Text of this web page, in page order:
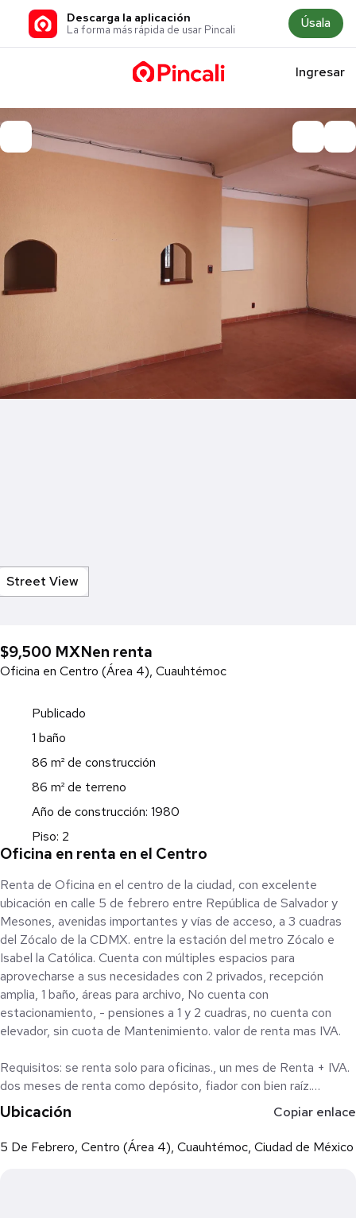
Descarga la aplicación
La forma más rápida de usar Pincali Úsala
Ingresar
Street View
$9,500 MXNen renta
Oficina en Centro (Área 4), Cuauhtémoc
Publicado
1 baño
86 m² de construcción
86 m² de terreno
Año de construcción: 1980
Piso: 2
Oficina en renta en el Centro
Renta de Oficina en el centro de la ciudad, con excelente
ubicación en calle 5 de febrero entre República de Salvador y
Mesones, avenidas importantes y vías de acceso, a 3 cuadras
del Zócalo de la CDMX. entre la estación del metro Zócalo e
Isabel la Católica. Cuenta con múltiples espacios para
aprovecharse a sus necesidades con 2 privados, recepción
amplia, 1 baño, áreas para archivo, No cuenta con
estacionamiento, - pensiones a 1 y 2 cuadras, no cuenta con
elevador, sin cuota de Mantenimiento. valor de renta mas IVA.
Requisitos: se renta solo para oficinas., un mes de Renta + IVA.
dos meses de renta como depósito, fiador con bien raíz.
"Llámenos con gusto agendamos cita“
Ubicación Copiar enlace
5 De Febrero, Centro (Área 4), Cuauhtémoc, Ciudad de México